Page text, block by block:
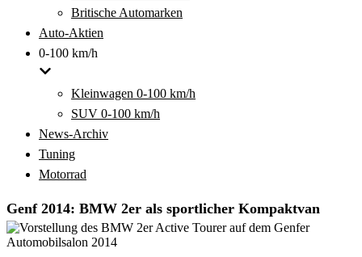
Britische Automarken
Auto-Aktien
0-100 km/h
Kleinwagen 0-100 km/h
SUV 0-100 km/h
News-Archiv
Tuning
Motorrad
Genf 2014: BMW 2er als sportlicher Kompaktvan